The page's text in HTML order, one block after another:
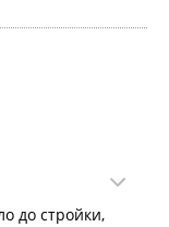
и почтоматы:
до стройки,